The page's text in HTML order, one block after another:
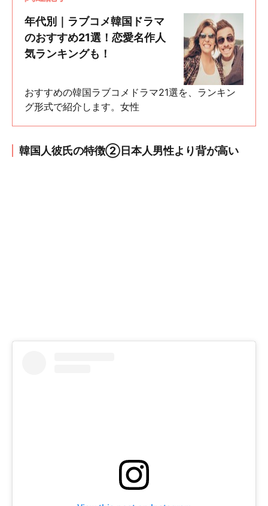
年代別｜ラブコメ韓国ドラマ
のおすすめ21選！恋愛名作人
気ランキングも！
おすすめの韓国ラブコメドラマ21選を、ランキン
グ形式で紹介します。女性
韓国人彼氏の特徴②日本人男性より背が高い